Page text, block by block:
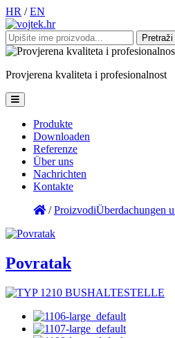
HR / EN
Pretraži:
Provjerena kvaliteta i profesionalnost
Produkte
Downloaden
Referenze
Über uns
Nachrichten
Kontakte
/ProizvodiÜberdachungen
Povratak